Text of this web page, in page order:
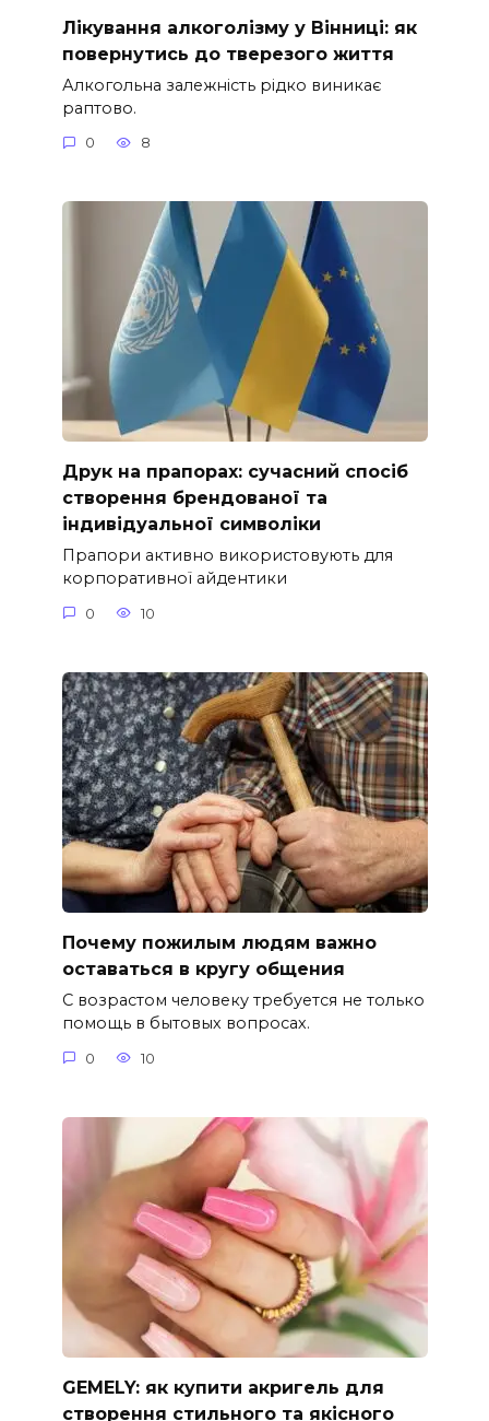
Лікування алкоголізму у Вінниці: як
повернутись до тверезого життя
Алкогольна залежність рідко виникає
раптово.
0 8
Друк на прапорах: сучасний спосіб
створення брендованої та
індивідуальної символіки
Прапори активно використовують для
корпоративної айдентики
0 10
Почему пожилым людям важно
оставаться в кругу общения
С возрастом человеку требуется не только
помощь в бытовых вопросах.
0 10
GEMELY: як купити акригель для
створення стильного та якісного